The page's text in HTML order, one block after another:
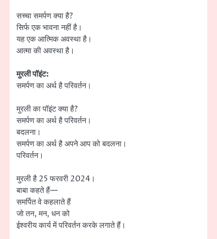
सच्चा समर्पण क्या है?
सिर्फ एक भावना नहीं है।
यह एक आत्मिक अवस्था है।
आत्मा की अवस्था है।
मुरली पॉइंट:
समर्पण का अर्थ है परिवर्तन।
मुरली का पॉइंट क्या है?
समर्पण का अर्थ है परिवर्तन।
बदलना।
समर्पण का अर्थ है अपने आप को बदलना।
परिवर्तन।
मुरली है 25 फरवरी 2024।
बाबा कहते हैं—
समर्पित वे कहलाते हैं
जो तन, मन, धन को
ईश्वरीय कार्य में परिवर्तन करके लगाते हैं।